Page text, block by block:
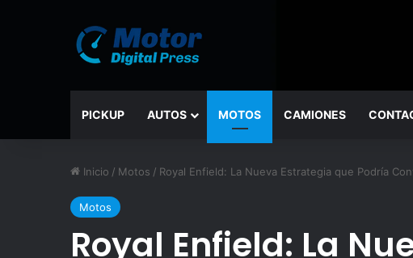
PICKUP AUTOS MOTOS CAMIONES
Inicio / Motos / Royal Enfield: La Nueva Estrategia que Podría
Motos
Royal Enfield: La